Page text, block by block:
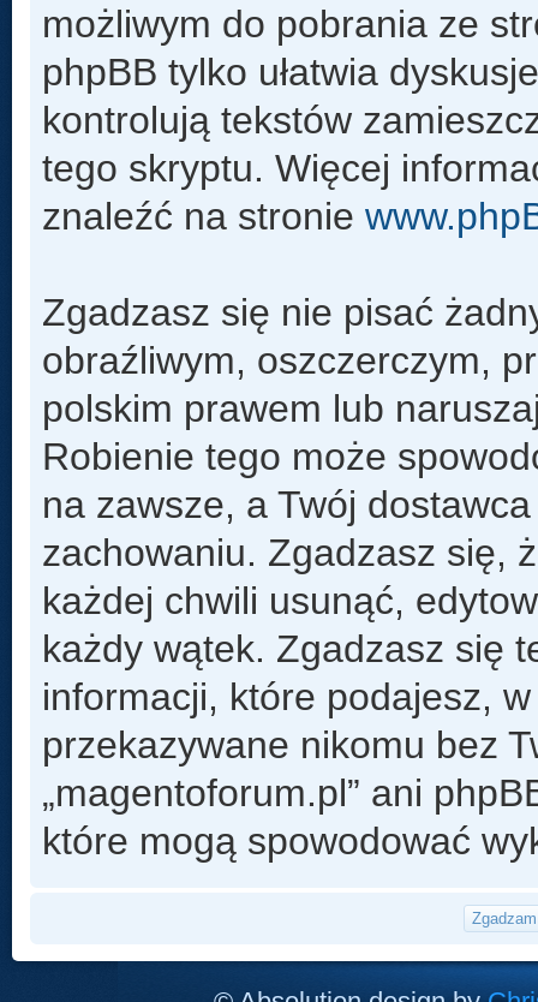
możliwym do pobrania ze
phpBB tylko ułatwia
kontrolują tekstów
tego skryptu. Więcej
znaleźć na stronie
Zgadzasz się nie pisać
obraźliwym, oszczerczym,
polskim prawem lub
Robienie tego może
na zawsze, a Twój
zachowaniu. Zgadzasz się,
każdej chwili usunąć,
każdy wątek. Zgadzasz się
informacji, które podajesz,
przekazywane nikomu bez
„magentoforum.pl” ani
które mogą spowodować